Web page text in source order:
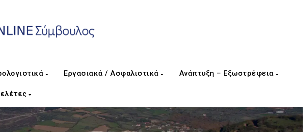
Εργασιακά / Ασφαλιστικά Ανάπτυξη – Εξωστρέφεια